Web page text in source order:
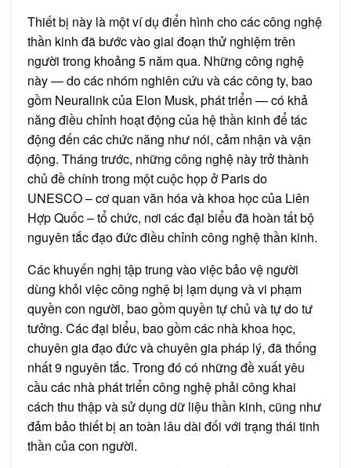
Thiết bị này là một ví dụ điển hình cho các công nghệ
thần kinh đã bước vào giai đoạn thử nghiệm trên
người trong khoảng 5 năm qua. Những công nghệ
này — do các nhóm nghiên cứu và các công ty, bao
gồm Neuralink của Elon Musk, phát triển — có khả
năng điều chỉnh hoạt động của hệ thần kinh để tác
động đến các chức năng như nói, cảm nhận và vận
động. Tháng trước, những công nghệ này trở thành
chủ đề chính trong một cuộc họp ở Paris do
UNESCO – cơ quan văn hóa và khoa học của Liên
Hợp Quốc – tổ chức, nơi các đại biểu đã hoàn tất bộ
nguyên tắc đạo đức điều chỉnh công nghệ thần kinh.
Các khuyến nghị tập trung vào việc bảo vệ người
dùng khỏi việc công nghệ bị lạm dụng và vi phạm
quyền con người, bao gồm quyền tự chủ và tự do tư
tưởng. Các đại biểu, bao gồm các nhà khoa học,
chuyên gia đạo đức và chuyên gia pháp lý, đã thống
nhất 9 nguyên tắc. Trong đó có những đề xuất yêu
cầu các nhà phát triển công nghệ phải công khai
cách thu thập và sử dụng dữ liệu thần kinh, cũng như
đảm bảo thiết bị an toàn lâu dài đối với trạng thái tinh
thần của con người.